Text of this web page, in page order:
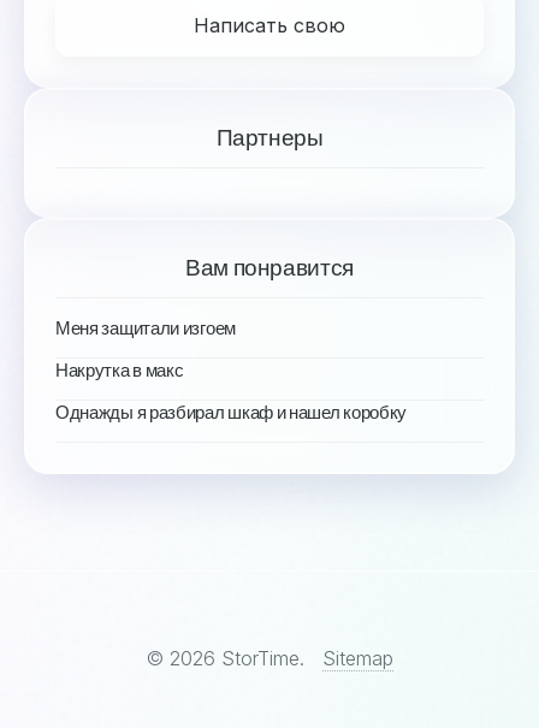
Написать свою
Партнеры
Вам понравится
Меня защитали изгоем
Накрутка в макс
Однажды я разбирал шкаф и нашел коробку
© 2026 StorTime. Sitemap